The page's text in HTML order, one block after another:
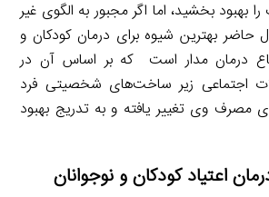
بهبود بخشید، اما اگر مجبور به الگوی غیر
حاضر بهترین شیوه برای درمان کودکان و
درمان مدار است که بر اساس آن در
اجتماعی زیر ساخت‌های شخصیتی فرد
مصرف وی تغییر یافته و به تدریج بهبود
اعتیاد کودکان و نوجوانان